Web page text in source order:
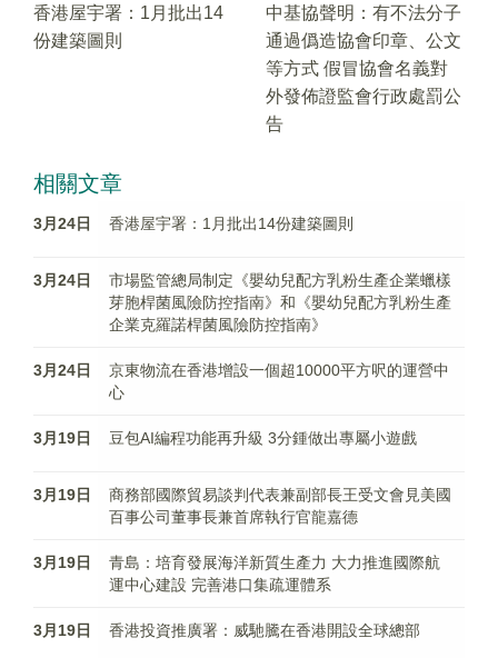
香港屋宇署：1月批出14
份建築圖則
中基協聲明：有不法分子
通過僞造協會印章、公文
等方式 假冒協會名義對
外發佈證監會行政處罰公
告
相關文章
3月24日 香港屋宇署：1月批出14份建築圖則
3月24日
市場監管總局制定《嬰幼兒配方乳粉生產企業蠟樣
芽胞桿菌風險防控指南》和《嬰幼兒配方乳粉生產
企業克羅諾桿菌風險防控指南》
3月24日
京東物流在香港增設一個超10000平方呎的運營中
心
3月19日 豆包AI編程功能再升級 3分鍾做出專屬小遊戲
3月19日
商務部國際貿易談判代表兼副部長王受文會見美國
百事公司董事長兼首席執行官龍嘉德
3月19日
青島：培育發展海洋新質生產力 大力推進國際航
運中心建設 完善港口集疏運體系
3月19日 香港投資推廣署：威馳騰在香港開設全球總部